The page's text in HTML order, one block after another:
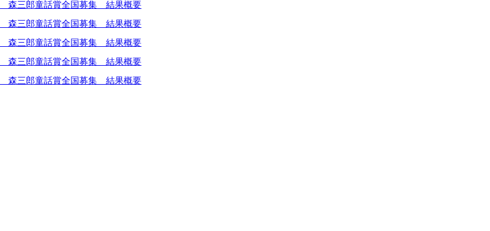
森三郎童話賞全国募集 結果概要
森三郎童話賞全国募集 結果概要
森三郎童話賞全国募集 結果概要
森三郎童話賞全国募集 結果概要
森三郎童話賞全国募集 結果概要